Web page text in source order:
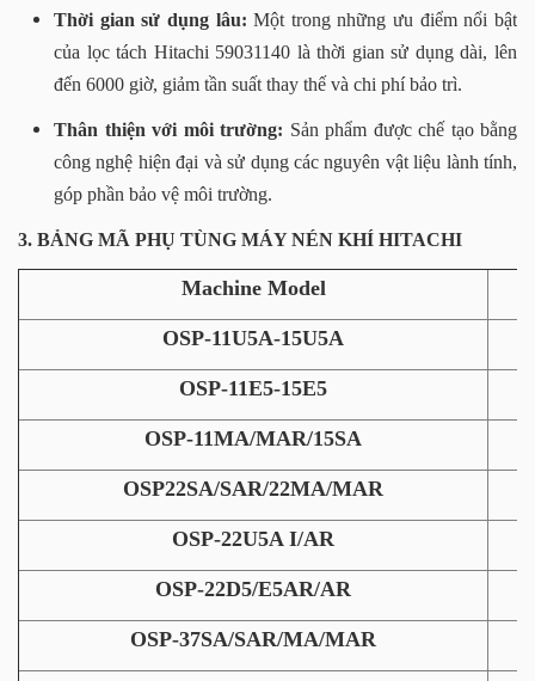
Thời gian sử dụng lâu: Một trong những ưu điểm nổi bật
của lọc tách Hitachi 59031140 là thời gian sử dụng dài, lên
đến 6000 giờ, giảm tần suất thay thế và chi phí bảo trì.
Thân thiện với môi trường: Sản phẩm được chế tạo bằng
công nghệ hiện đại và sử dụng các nguyên vật liệu lành tính,
góp phần bảo vệ môi trường.
3. BẢNG MÃ PHỤ TÙNG MÁY NÉN KHÍ HITACHI
Machine Model
OSP-11U5A-15U5A
OSP-11E5-15E5
OSP-11MA/MAR/15SA
OSP22SA/SAR/22MA/MAR
OSP-22U5A I/AR
OSP-22D5/E5AR/AR
OSP-37SA/SAR/MA/MAR